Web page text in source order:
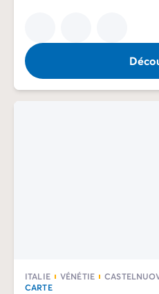
ITALIE VÉNÉTIE
CARTE